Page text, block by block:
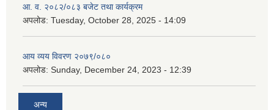
आ. व. २०८२/०८३ बजेट तथा कार्यक्रम
अपलोड: Tuesday, October 28, 2025 - 14:09
आय व्यय विवरण २०७९/०८०
अपलोड: Sunday, December 24, 2023 - 12:39
अन्य